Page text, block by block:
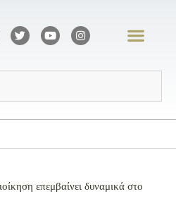
επεμβαίνει δυναμικά στο